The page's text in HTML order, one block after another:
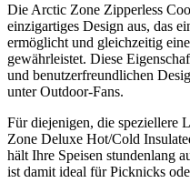
Die Arctic Zone Zipperless
einzigartiges Design aus, das
ermöglicht und gleichzeitig
gewährleistet. Diese
und benutzerfreundlichen
unter Outdoor-Fans.
Für diejenigen, die speziellere
Zone Deluxe Hot/Cold
hält Ihre Speisen stundenlang
ist damit ideal für Picknicks